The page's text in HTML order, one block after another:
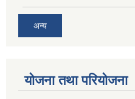
अन्य
योजना तथा परियोजना